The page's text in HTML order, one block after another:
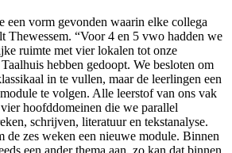
een vorm gevonden waarin elke collega
Thewessem. “Voor 4 en 5 vwo hadden we
ruimte met vier lokalen tot onze
hebben gedoopt. We besloten om
in te vullen, maar de leerlingen een
te volgen. Alle leerstof van ons vak
hoofddomeinen die we parallel
schrijven, literatuur en tekstanalyse.
de zes weken een nieuwe module. Binnen